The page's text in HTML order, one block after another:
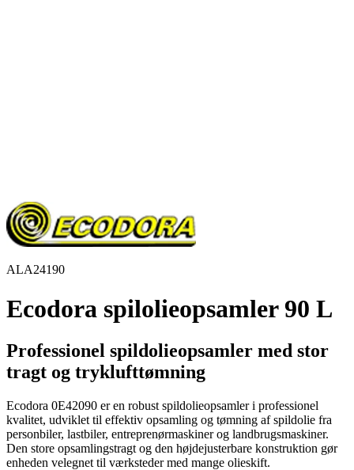
ALA24190
Ecodora spilolieopsamler 90 L
Professionel spildolieopsamler med stor
tragt og tryklufttømning
Ecodora 0E42090 er en robust spildolieopsamler i professionel
kvalitet, udviklet til effektiv opsamling og tømning af spildolie fra
personbiler, lastbiler, entreprenørmaskiner og landbrugsmaskiner.
Den store opsamlingstragt og den højdejusterbare konstruktion gør
enheden velegnet til værksteder med mange olieskift.